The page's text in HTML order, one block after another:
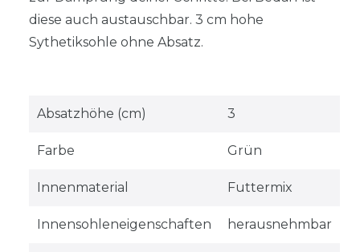
diese auch austauschbar. 3 cm hohe
Sythetiksohle ohne Absatz.
Absatzhöhe (cm) 3
Farbe Grün
Innenmaterial Futtermix
Innensohleneigenschaften herausnehmbar